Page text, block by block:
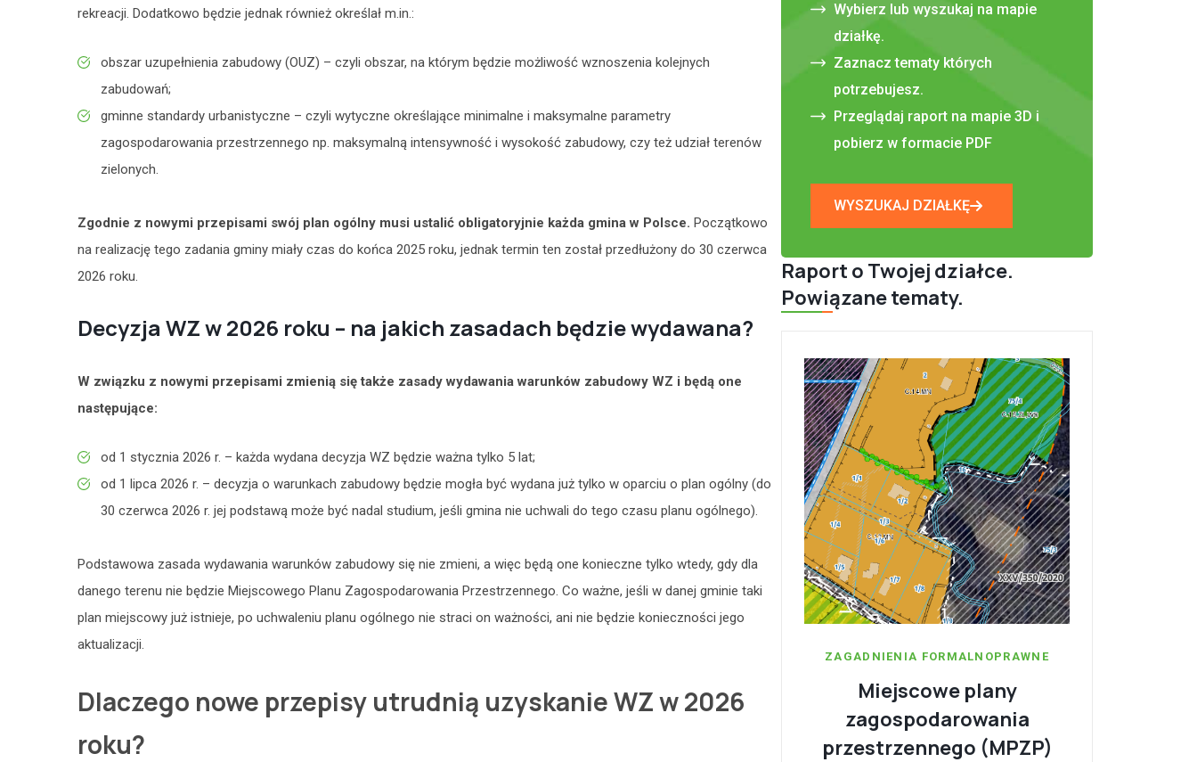
rekreacji. Dodatkowo będzie jednak również określał m.in.:
obszar uzupełnienia zabudowy (OUZ) – czyli obszar, na którym będzie możliwość wznoszenia kolejnych
zabudowań;
gminne standardy urbanistyczne – czyli wytyczne określające minimalne i maksymalne parametry
zagospodarowania przestrzennego np. maksymalną intensywność i wysokość zabudowy, czy też udział terenów
zielonych.
Zgodnie z nowymi przepisami swój plan ogólny musi ustalić obligatoryjnie każda gmina w Polsce. Początkowo
na realizację tego zadania gminy miały czas do końca 2025 roku, jednak termin ten został przedłużony do 30 czerwca
2026 roku.
Decyzja WZ w 2026 roku – na jakich zasadach będzie wydawana?
W związku z nowymi przepisami zmienią się także zasady wydawania warunków zabudowy WZ i będą one
następujące:
od 1 stycznia 2026 r. – każda wydana decyzja WZ będzie ważna tylko 5 lat;
od 1 lipca 2026 r. – decyzja o warunkach zabudowy będzie mogła być wydana już tylko w oparciu o plan ogólny (do
30 czerwca 2026 r. jej podstawą może być nadal studium, jeśli gmina nie uchwali do tego czasu planu ogólnego).
Podstawowa zasada wydawania warunków zabudowy się nie zmieni, a więc będą one konieczne tylko wtedy, gdy dla
danego terenu nie będzie Miejscowego Planu Zagospodarowania Przestrzennego. Co ważne, jeśli w danej gminie taki
plan miejscowy już istnieje, po uchwaleniu planu ogólnego nie straci on ważności, ani nie będzie konieczności jego
aktualizacji.
Dlaczego nowe przepisy utrudnią uzyskanie WZ w 2026
roku?
Wybierz lub wyszukaj na mapie
działkę.
Zaznacz tematy których
potrzebujesz.
Przeglądaj raport na mapie 3D i
pobierz w formacie PDF
WYSZUKAJ DZIAŁKĘ
Raport o Twojej działce.
Powiązane tematy.
ZAGADNIENIA FORMALNOPRAWNE
Miejscowe plany
zagospodarowania
przestrzennego (MPZP)